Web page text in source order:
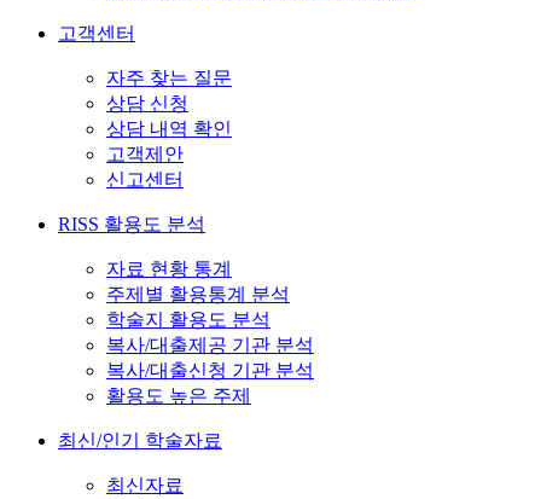
고객센터
자주 찾는 질문
상담 신청
상담 내역 확인
고객제안
신고센터
RISS 활용도 분석
자료 현황 통계
주제별 활용통계 분석
학술지 활용도 분석
복사/대출제공 기관 분석
복사/대출신청 기관 분석
활용도 높은 주제
최신/인기 학술자료
최신자료